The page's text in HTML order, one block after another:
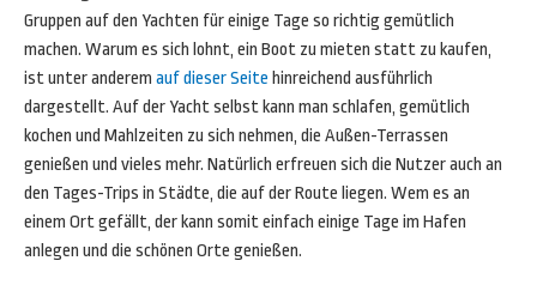
Gruppen auf den Yachten für einige Tage so richtig gemütlich
machen. Warum es sich lohnt, ein Boot zu mieten statt zu kaufen,
ist unter anderem auf dieser Seite hinreichend ausführlich
dargestellt. Auf der Yacht selbst kann man schlafen, gemütlich
kochen und Mahlzeiten zu sich nehmen, die Außen-Terrassen
genießen und vieles mehr. Natürlich erfreuen sich die Nutzer auch an
den Tages-Trips in Städte, die auf der Route liegen. Wem es an
einem Ort gefällt, der kann somit einfach einige Tage im Hafen
anlegen und die schönen Orte genießen.